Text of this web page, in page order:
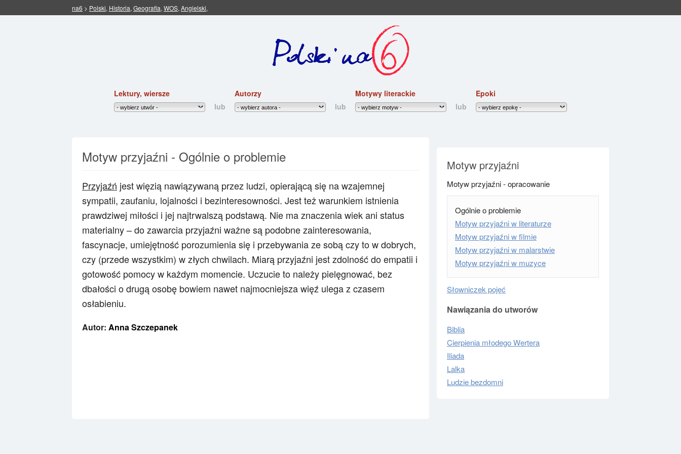
na6 > Polski, Historia, Geografia, WOS, Angielski,
Lektury, wiersze
lub
Autorzy
lub
Motywy literackie
lub
Epoki
Motyw przyjaźni - Ogólnie o problemie
Przyjaźń jest więzią nawiązywaną przez ludzi, opierającą się na wzajemnej
sympatii, zaufaniu, lojalności i bezinteresowności. Jest też warunkiem istnienia
prawdziwej miłości i jej najtrwalszą podstawą. Nie ma znaczenia wiek ani status
materialny – do zawarcia przyjaźni ważne są podobne zainteresowania,
fascynacje, umiejętność porozumienia się i przebywania ze sobą czy to w dobrych,
czy (przede wszystkim) w złych chwilach. Miarą przyjaźni jest zdolność do empatii i
gotowość pomocy w każdym momencie. Uczucie to należy pielęgnować, bez
dbałości o drugą osobę bowiem nawet najmocniejsza więź ulega z czasem
osłabieniu.
Autor: Anna Szczepanek
Motyw przyjaźni
Motyw przyjaźni - opracowanie
Ogólnie o problemie
Motyw przyjaźni w literaturze
Motyw przyjaźni w filmie
Motyw przyjaźni w malarstwie
Motyw przyjaźni w muzyce
Słowniczek pojęć
Nawiązania do utworów
Biblia
Cierpienia młodego Wertera
Iliada
Lalka
Ludzie bezdomni